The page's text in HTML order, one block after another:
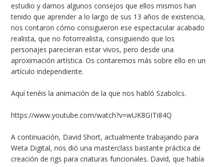
estudio y darnos algunos consejos que ellos mismos han
tenido que aprender a lo largo de sus 13 años de existencia,
nos contaron cómo consiguieron ese espectacular acabado
realista, que no fotorrealista, consiguiendo que los
personajes parecieran estar vivos, pero desde una
aproximación artística. Os contaremos más sobre ello en un
artículo independiente.
Aquí tenéis la animación de la que nos habló Szabolcs.
https://www.youtube.com/watch?v=wUK8GITi84Q
A continuación, David Short, actualmente trabajando para
Weta Digital, nos dió una masterclass bastante práctica de
creación de rigs para criaturas funcionales. David, que había